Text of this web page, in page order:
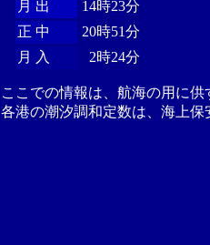
月 出
14時23分
正 中
20時51分
月 入
2時24分
ここでの情報は、航海の用に
各港の潮汐調和定数は、海上保